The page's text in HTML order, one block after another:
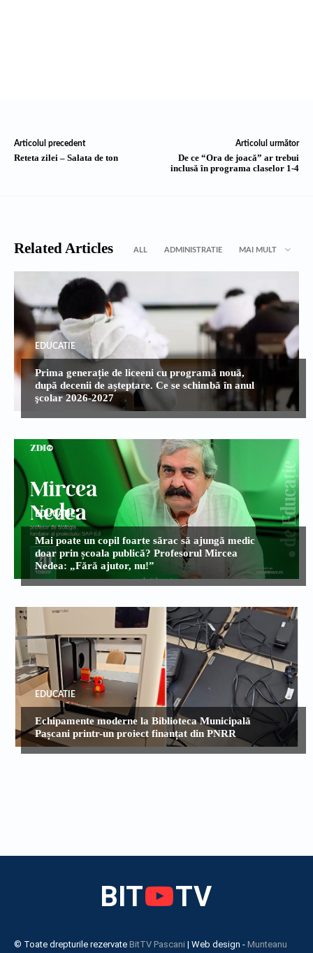
Articolul precedent
Reteta zilei – Salata de ton
Articolul următor
De ce “Ora de joacă” ar trebui
inclusă în programa claselor 1-4
Related Articles ALL ADMINISTRATIE MAI MULT
EDUCATIE
Prima generație de liceeni cu programă nouă,
după decenii de așteptare. Ce se schimbă în anul
şcolar 2026-2027
EDUCATIE
Mai poate un copil foarte sărac să ajungă medic
doar prin școala publică? Profesorul Mircea
Nedea: „Fără ajutor, nu!”
EDUCATIE
Echipamente moderne la Biblioteca Municipală
Pașcani printr-un proiect finanțat din PNRR
BIT TV
© Toate drepturile rezervate BitTV Pascani | Web design - Munteanu